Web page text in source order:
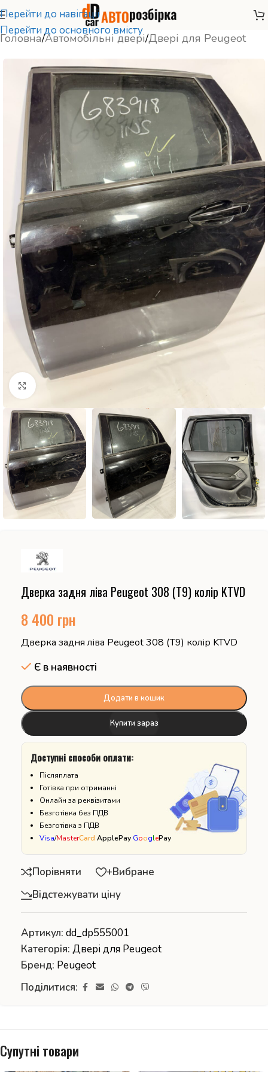
Перейти до навігації
Перейти до основного вмісту
Головна/Автомобільні двері/Двері для Peugeot
Натисніть, щоб збільшити
Дверка задня ліва Peugeot 308 (T9) колір KTVD
8 400 грн
Дверка задня ліва Peugeot 308 (T9) колір KTVD
Є в наявності
Додати в кошик
Купити зараз
Доступні способи оплати:
Післяплата
Готівка при отриманні
Онлайн за реквізитами
Безготівка без ПДВ
Безготівка з ПДВ
Visa/MasterCard ApplePay GooglePay
Порівняти
+Вибране
Відстежувати ціну
Артикул: dd_dp555001
Категорія: Двері для Peugeot
Бренд: Peugeot
Поділитися:
Супутні товари